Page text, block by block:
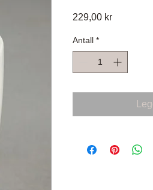
229,00 krPris
Antall *